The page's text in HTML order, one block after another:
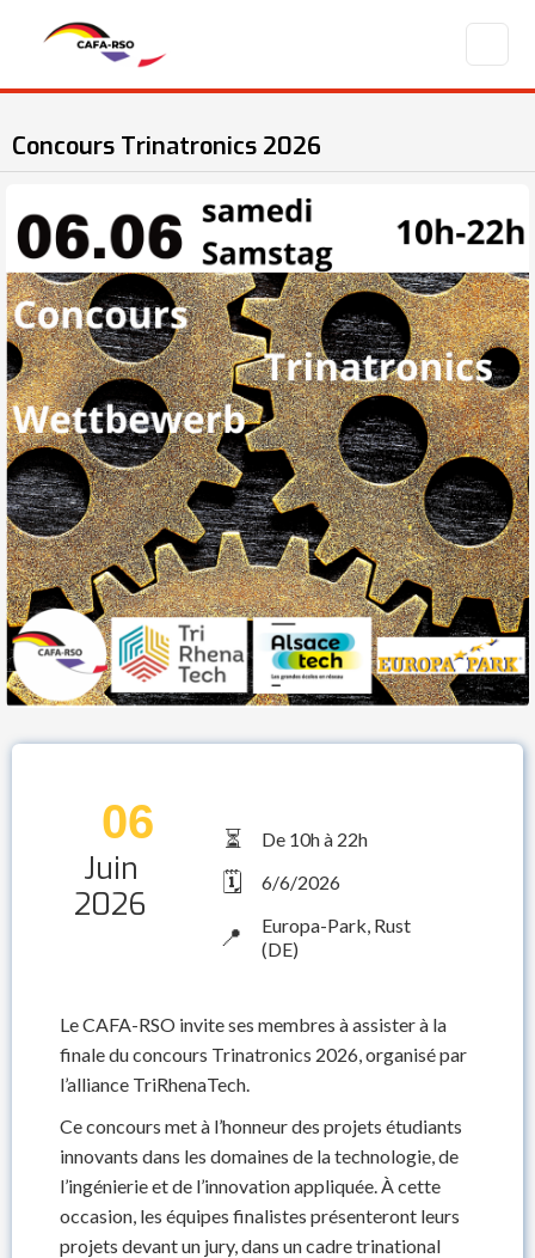
Concours Trinatronics 2026
06
Juin
2026
⏳ De 10h à 22h
🗓️ 6/6/2026
📍
Europa-Park, Rust
(DE)
Le CAFA-RSO invite ses membres à assister à la
finale du concours Trinatronics 2026, organisé par
l’alliance TriRhenaTech.
Ce concours met à l’honneur des projets étudiants
innovants dans les domaines de la technologie, de
l’ingénierie et de l’innovation appliquée. À cette
occasion, les équipes finalistes présenteront leurs
projets devant un jury, dans un cadre trinational